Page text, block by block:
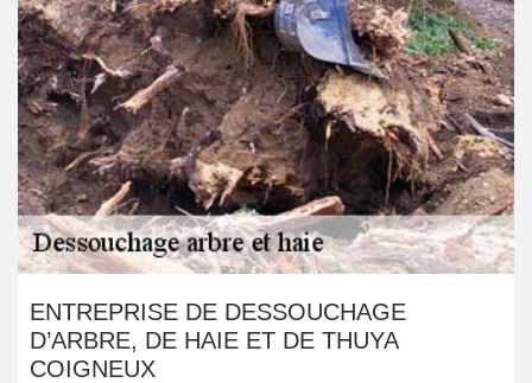
ENTREPRISE DE DESSOUCHAGE
D’ARBRE, DE HAIE ET DE THUYA
COIGNEUX